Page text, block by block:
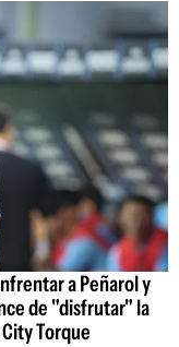
a Peñarol y
de "disfrutar" la
Torque